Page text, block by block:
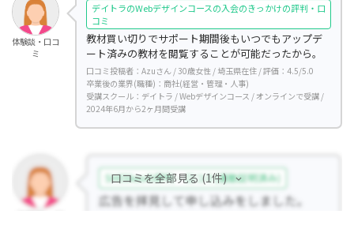
体験談・口コ
ミ
デイトラのWebデザインコースの入会のきっかけの評判・口
コミ
教材買い切りでサポート期間後もいつでもアップデ
ート済みの教材を閲覧することが可能だったから。
口コミ投稿者：Azuさん / 30歳女性 / 埼玉県在住 / 評価：4.5/5.0
卒業後の業界(職種)：商社(経営・管理・人事)
受講スクール：デイトラ / Webデザインコース / オンラインで受講 /
2024年6月から2ヶ月間受講
口コミを全部見る (1件)